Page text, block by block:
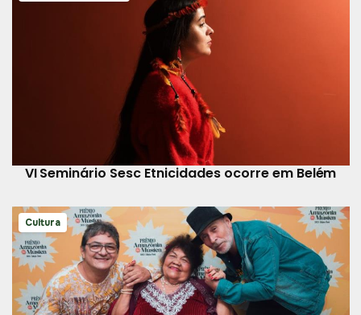
VI Seminário Sesc Etnicidades ocorre em Belém
Cultura